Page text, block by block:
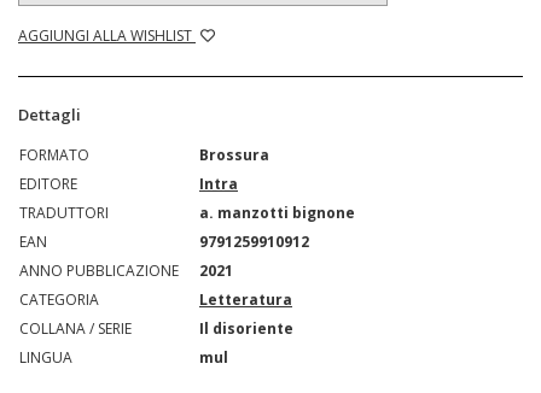
AGGIUNGI ALLA WISHLIST
Dettagli
FORMATO
Brossura
EDITORE
Intra
TRADUTTORI
a. manzotti bignone
EAN
9791259910912
ANNO PUBBLICAZIONE
2021
CATEGORIA
Letteratura
COLLANA / SERIE
Il disoriente
LINGUA
mul